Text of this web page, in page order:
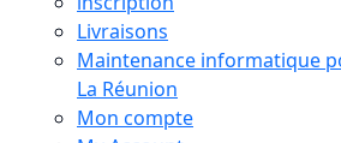
Livraisons
Maintenance informatique
La Réunion
Mon compte